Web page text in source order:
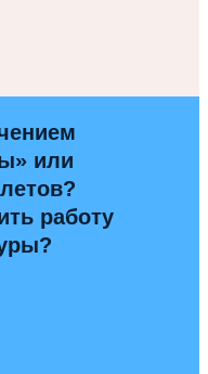
или
работу